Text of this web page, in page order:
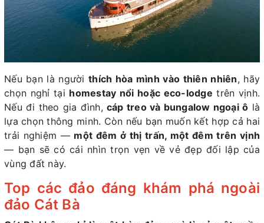
Nếu bạn là ngườithích hòa mình vào thiên nhiên, hãy
chọn nghỉ tại homestay nổi hoặc eco-lodge trên vịnh.
Nếu đi theo gia đình, cáp treo và bungalow ngoại ô là
lựa chọn thông minh. Còn nếu bạn muốn kết hợp cả hai
trải nghiệm — một đêm ở thị trấn, một đêm trên vịnh
— bạn sẽ có cái nhìn trọn vẹn về vẻ đẹp đối lập của
vùng đất này.
Top các đảo đáng khám phá ngoài
đảo Cát Bà